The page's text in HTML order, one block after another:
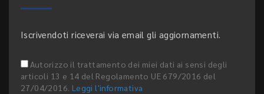
Iscrivendoti riceverai via email gli aggiornamenti.
Autorizzo il trattamento dei miei dati ai sensi degli
articoli 13 e 14 del Regolamento UE 679/2016 del
27/04/2016. Leggi l'informativa